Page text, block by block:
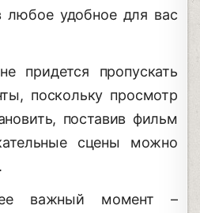
удобное для вас
придется пропускать
поскольку просмотр
поставив фильм
сцены можно
важный момент –